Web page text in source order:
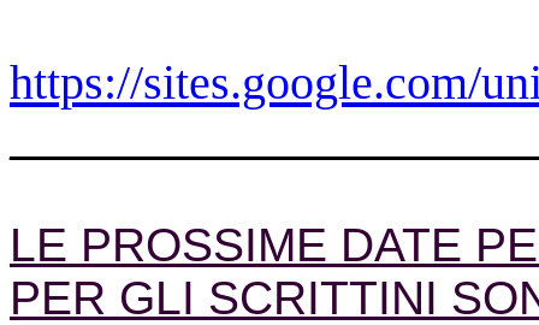
https://sites.google.com/
LE PROSSIME DATE
PER GLI SCRITTINI